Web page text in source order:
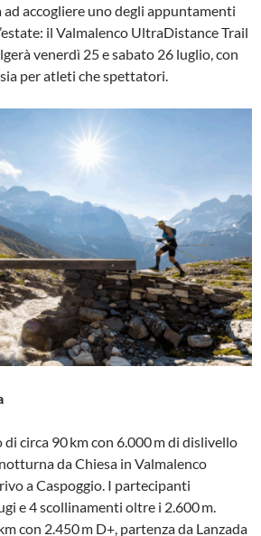
ad accogliere uno degli appuntamenti
il Valmalenco UltraDistance Trail
venerdì 25 e sabato 26 luglio, con
per atleti che spettatori.
di circa 90 km con 6.000 m di dislivello
da Chiesa in Valmalenco
a Caspoggio. I partecipanti
e 4 scollinamenti oltre i 2.600 m.
con 2.450 m D+, partenza da Lanzada